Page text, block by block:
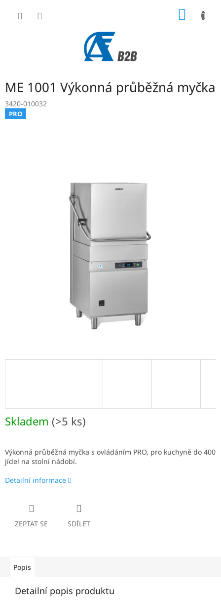
ME 1001 Výkonná průběžná myčka
3420-010032
PRO
Skladem (>5 ks)
Výkonná průběžná myčka s ovládáním PRO, pro kuchyně do 400
jídel na stolní nádobí.
Detailní informace
ZEPTAT SE SDÍLET
Popis
Detailní popis produktu